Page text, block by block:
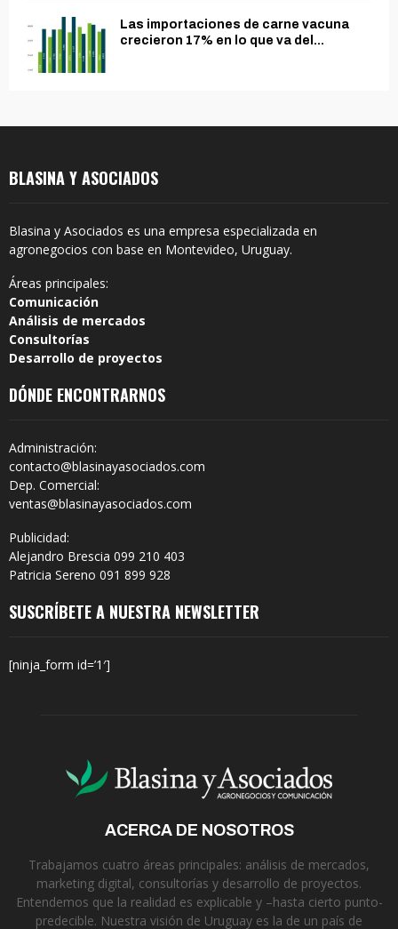
Las importaciones de carne vacuna
crecieron 17% en lo que va del...
BLASINA Y ASOCIADOS
Blasina y Asociados es una empresa especializada en
agronegocios con base en Montevideo, Uruguay.
Áreas principales:
Comunicación
Análisis de mercados
Consultorías
Desarrollo de proyectos
DÓNDE ENCONTRARNOS
Administración:
contacto@blasinayasociados.com
Dep. Comercial:
ventas@blasinayasociados.com
Publicidad:
Alejandro Brescia 099 210 403
Patricia Sereno 091 899 928
SUSCRÍBETE A NUESTRA NEWSLETTER
[ninja_form id=’1′]
ACERCA DE NOSOTROS
Trabajamos cuatro áreas principales: análisis de mercados,
marketing digital, consultorías y desarrollo de proyectos.
Entendemos que la realidad es explicable y –hasta cierto punto-
predecible. Nuestra visión de Uruguay es la de un país de